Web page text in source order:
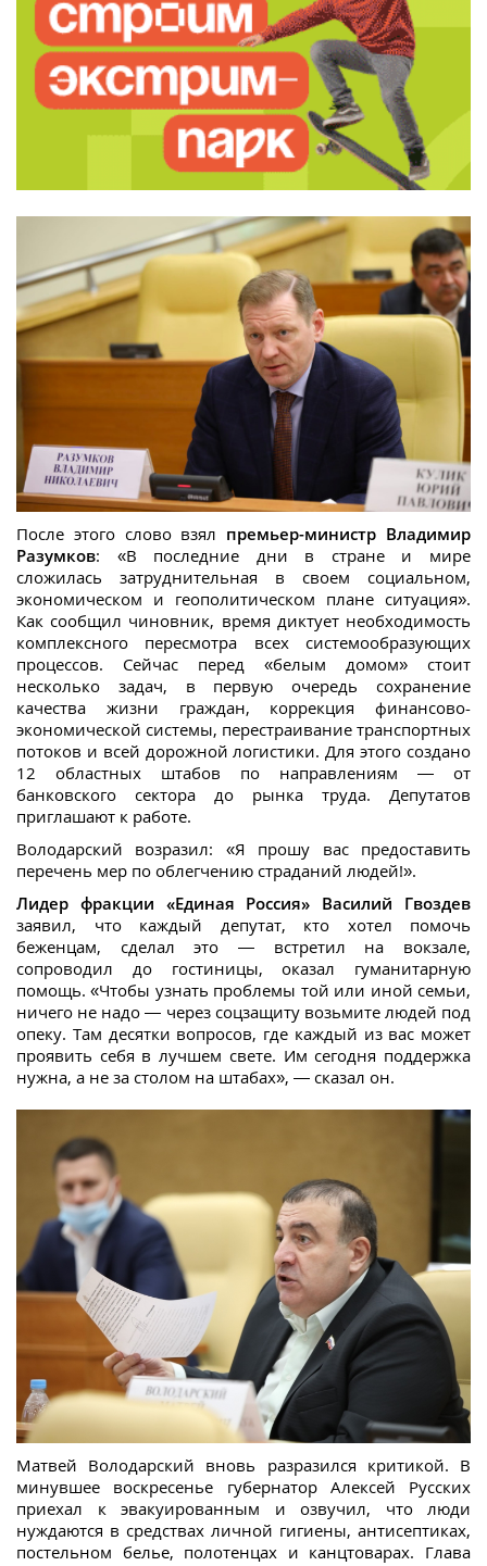
После этого слово взял премьер-министр Владимир
Разумков: «В последние дни в стране и мире
сложилась затруднительная в своем социальном,
экономическом и геополитическом плане ситуация».
Как сообщил чиновник, время диктует необходимость
комплексного пересмотра всех системообразующих
процессов. Сейчас перед «белым домом» стоит
несколько задач, в первую очередь сохранение
качества жизни граждан, коррекция финансово-
экономической системы, перестраивание транспортных
потоков и всей дорожной логистики. Для этого создано
12 областных штабов по направлениям — от
банковского сектора до рынка труда. Депутатов
приглашают к работе.
Володарский возразил: «Я прошу вас предоставить
перечень мер по облегчению страданий людей!».
Лидер фракции «Единая Россия» Василий Гвоздев
заявил, что каждый депутат, кто хотел помочь
беженцам, сделал это — встретил на вокзале,
сопроводил до гостиницы, оказал гуманитарную
помощь. «Чтобы узнать проблемы той или иной семьи,
ничего не надо — через соцзащиту возьмите людей под
опеку. Там десятки вопросов, где каждый из вас может
проявить себя в лучшем свете. Им сегодня поддержка
нужна, а не за столом на штабах», — сказал он.
Матвей Володарский вновь разразился критикой. В
минувшее воскресенье губернатор Алексей Русских
приехал к эвакуированным и озвучил, что люди
нуждаются в средствах личной гигиены, антисептиках,
постельном белье, полотенцах и канцтоварах. Глава